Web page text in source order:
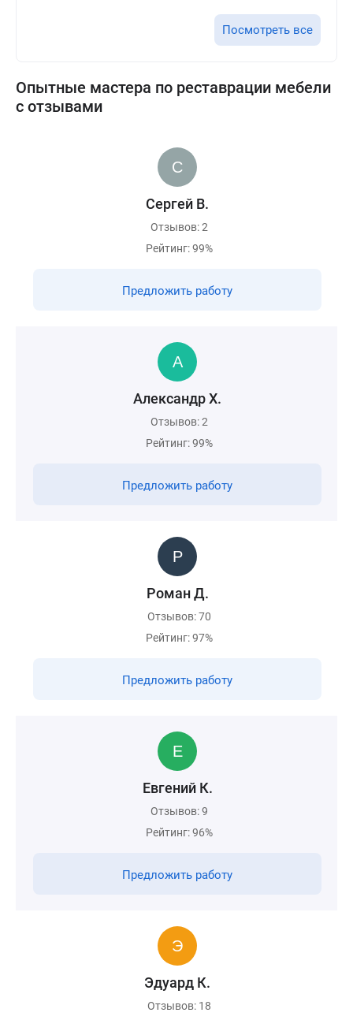
Посмотреть все
Опытные мастера по реставрации мебели
с отзывами
Сергей В.
Отзывов: 2
Рейтинг: 99%
Предложить работу
Александр Х.
Отзывов: 2
Рейтинг: 99%
Предложить работу
Роман Д.
Отзывов: 70
Рейтинг: 97%
Предложить работу
Евгений К.
Отзывов: 9
Рейтинг: 96%
Предложить работу
Эдуард К.
Отзывов: 18